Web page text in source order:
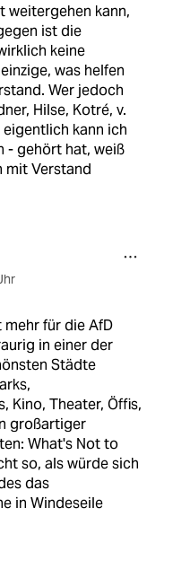
weitergehen kann,
ist die
keine
was helfen
Wer jedoch
Hilse, Kotré, v.
kann ich
- gehört hat, weiß
mit Verstand
mehr für die AfD
in einer der
Städte
Kino, Theater, Öffis,
großartiger
What's Not to
so, als würde sich
das
in Windeseile